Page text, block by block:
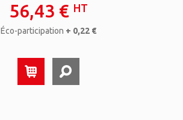
56,43 € HT
Éco-participation + 0,22 €